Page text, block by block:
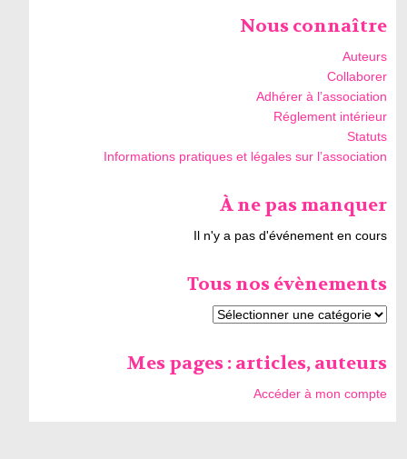
Nous connaître
Auteurs
Collaborer
Adhérer à l’association
Réglement intérieur
Statuts
Informations pratiques et légales sur l’association
À ne pas manquer
Il n'y a pas d'événement en cours
Tous nos évènements
Mes pages : articles, auteurs
Accéder à mon compte